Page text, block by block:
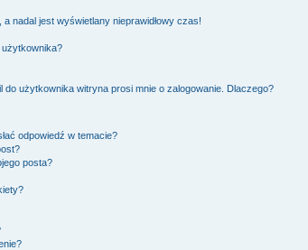
nadal jest wyświetlany nieprawidłowy czas!
do użytkownika witryna prosi mnie o zalogowanie. Dlaczego?
odpowiedź w temacie?
posta?